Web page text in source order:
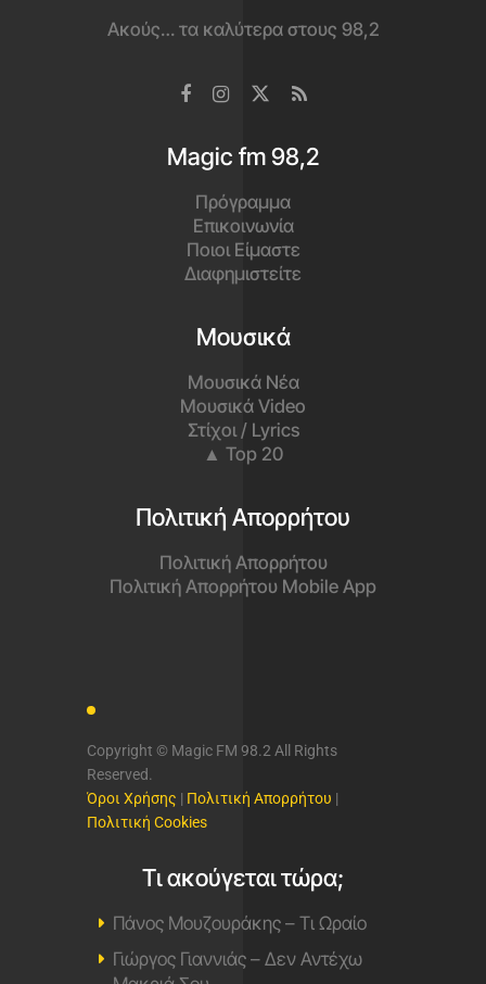
Ακούς… τα καλύτερα στους 98,2
Magic fm 98,2
Πρόγραμμα
Επικοινωνία
Ποιοι Είμαστε
Διαφημιστείτε
Μουσικά
Μουσικά Νέα
Μουσικά Video
Στίχοι / Lyrics
▲ Top 20
Πολιτική Απορρήτου
Πολιτική Απορρήτου
Πολιτική Απορρήτου Mobile App
Copyright © Magic FM 98.2 All Rights
Reserved.
Όροι Χρήσης | Πολιτική Απορρήτου |
Πολιτική Cookies
Τι ακούγεται τώρα;
Πάνος Μουζουράκης – Τι Ωραίο
Γιώργος Γιαννιάς – Δεν Αντέχω